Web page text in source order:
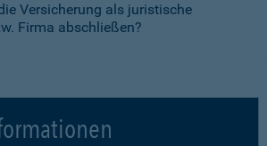
Versicherung als juristische
Firma abschließen?